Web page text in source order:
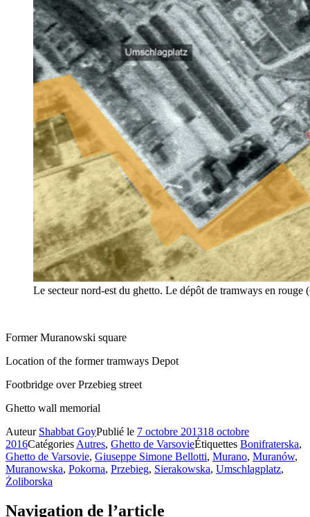
Le secteur nord-est du ghetto. Le dépôt de tramways en rouge
Former Muranowski square
Location of the former tramways Depot
Footbridge over Przebieg street
Ghetto wall memorial
Auteur Shabbat GoyPublié le 7 octobre 201318 octobre
2016Catégories Autres, Ghetto de VarsovieÉtiquettes Bonifraterska,
Ghetto de Varsovie, Giuseppe Simone Bellotti, Murano, Muranów,
Muranowska, Pokorna, Przebieg, Sierakowska, Umschlagplatz,
Żoliborska
Navigation de l’article